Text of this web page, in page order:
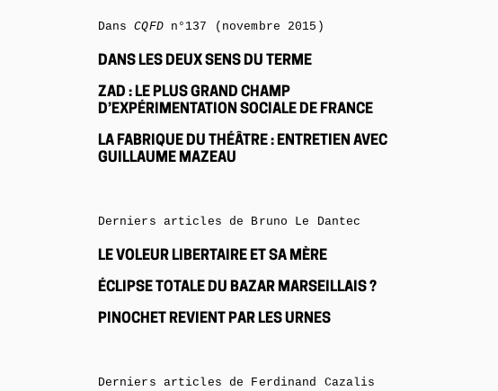
DansCQFDn°137 (novembre 2015)
DANS LES DEUX SENS DU TERME
ZAD : LE PLUS GRAND CHAMP
D’EXPÉRIMENTATION SOCIALE DE FRANCE
LA FABRIQUE DU THÉÂTRE : ENTRETIEN AVEC
GUILLAUME MAZEAU
Derniers articles de Bruno Le Dantec
LE VOLEUR LIBERTAIRE ET SA MÈRE
ÉCLIPSE TOTALE DU BAZAR MARSEILLAIS ?
PINOCHET REVIENT PAR LES URNES
Derniers articles de Ferdinand Cazalis